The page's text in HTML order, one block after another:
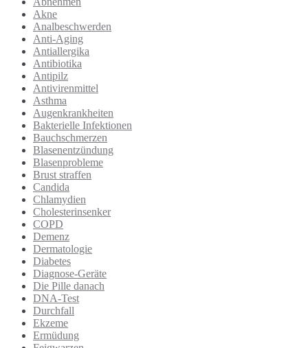
Akne
Analbeschwerden
Anti-Aging
Antiallergika
Antibiotika
Antipilz
Antivirenmittel
Asthma
Augenkrankheiten
Bakterielle Infektionen
Bauchschmerzen
Blasenentzündung
Blasenprobleme
Brust straffen
Candida
Chlamydien
Cholesterinsenker
COPD
Demenz
Dermatologie
Diabetes
Diagnose-Geräte
Die Pille danach
DNA-Test
Durchfall
Ekzeme
Ermüdung